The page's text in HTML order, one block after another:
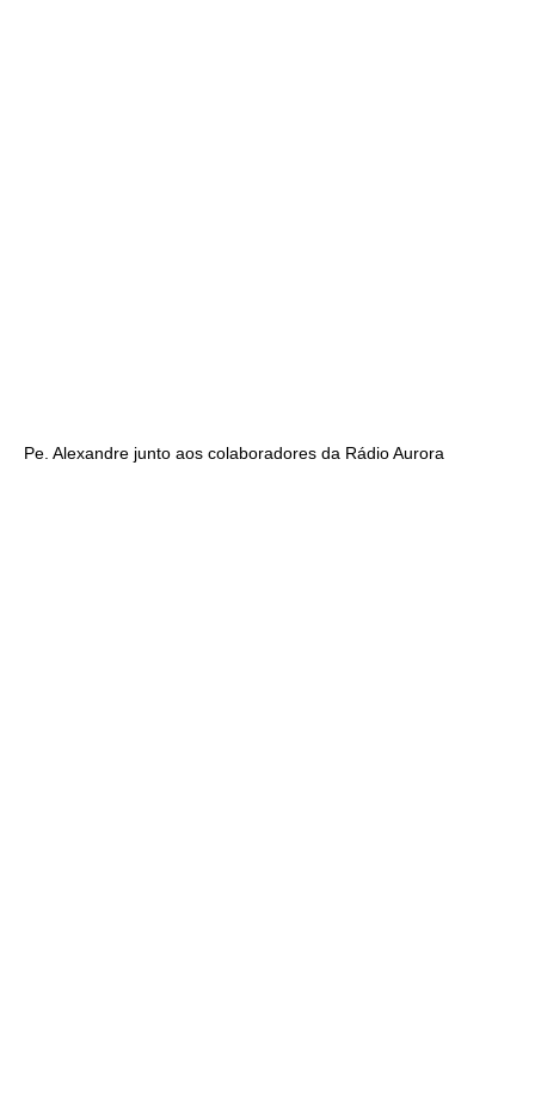
Pe. Alexandre junto aos colaboradores da Rádio Aurora